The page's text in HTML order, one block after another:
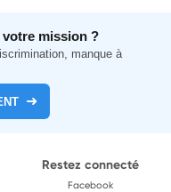
mission ?
manque à
Restez connecté
Facebook